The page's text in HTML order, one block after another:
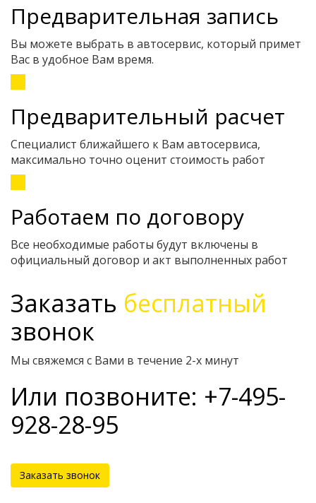
Предварительная запись
Вы можете выбрать в автосервис, который примет
Вас в удобное Вам время.
Предварительный расчет
Специалист ближайшего к Вам автосервиса,
максимально точно оценит стоимость работ
Работаем по договору
Все необходимые работы будут включены в
официальный договор и акт выполненных работ
Заказать бесплатный
звонок
Мы свяжемся с Вами в течение 2-х минут
Или позвоните: +7-495-
928-28-95
Заказать звонок